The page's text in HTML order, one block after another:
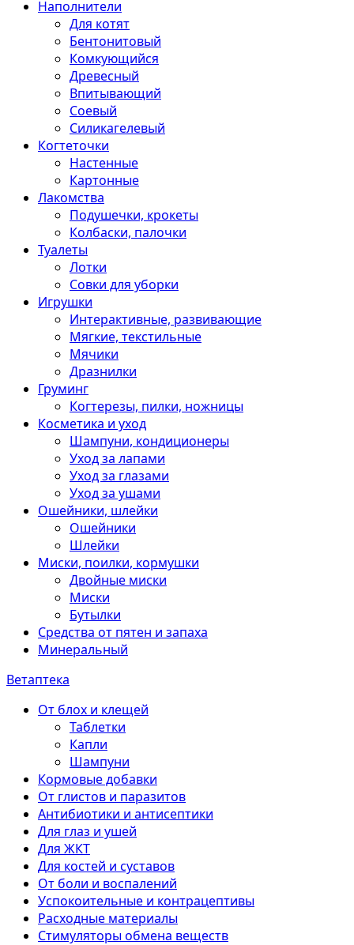
Наполнители
Для котят
Бентонитовый
Комкующийся
Древесный
Впитывающий
Соевый
Силикагелевый
Когтеточки
Настенные
Картонные
Лакомства
Подушечки, крокеты
Колбаски, палочки
Туалеты
Лотки
Совки для уборки
Игрушки
Интерактивные, развивающие
Мягкие, текстильные
Мячики
Дразнилки
Груминг
Когтерезы, пилки, ножницы
Косметика и уход
Шампуни, кондиционеры
Уход за лапами
Уход за глазами
Уход за ушами
Ошейники, шлейки
Ошейники
Шлейки
Миски, поилки, кормушки
Двойные миски
Миски
Бутылки
Средства от пятен и запаха
Минеральный
Ветаптека
От блох и клещей
Таблетки
Капли
Шампуни
Кормовые добавки
От глистов и паразитов
Антибиотики и антисептики
Для глаз и ушей
Для ЖКТ
Для костей и суставов
От боли и воспалений
Успокоительные и контрацептивы
Расходные материалы
Стимуляторы обмена веществ